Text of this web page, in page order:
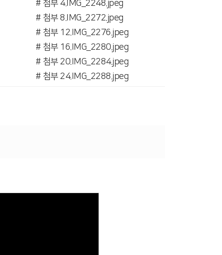
# 첨부 4.IMG_2248.jpeg
# 첨부 8.IMG_2272.jpeg
# 첨부 12.IMG_2276.jpeg
# 첨부 16.IMG_2280.jpeg
# 첨부 20.IMG_2284.jpeg
# 첨부 24.IMG_2288.jpeg